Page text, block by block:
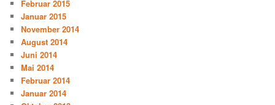
Februar 2015
Januar 2015
November 2014
August 2014
Juni 2014
Mai 2014
Februar 2014
Januar 2014